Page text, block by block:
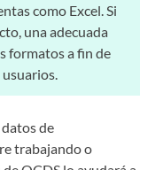
como Excel. Si
una adecuada
formatos a fin de
de
trabajando o